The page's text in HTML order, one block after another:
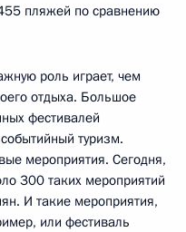
пляжей по сравнению
роль играет, чем
отдыха. Большое
фестивалей
туризм.
мероприятия. Сегодня,
300 таких мероприятий
И такие мероприятия,
или фестиваль